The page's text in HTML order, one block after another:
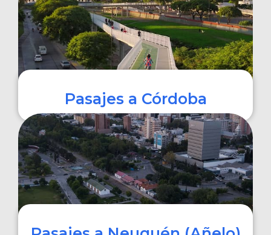
COMPRAR
Pasajes a Córdoba
COMPRAR